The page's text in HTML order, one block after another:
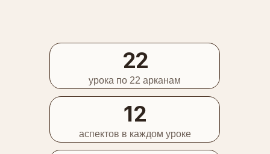
22
урока по 22 арканам
12
аспектов в каждом уроке